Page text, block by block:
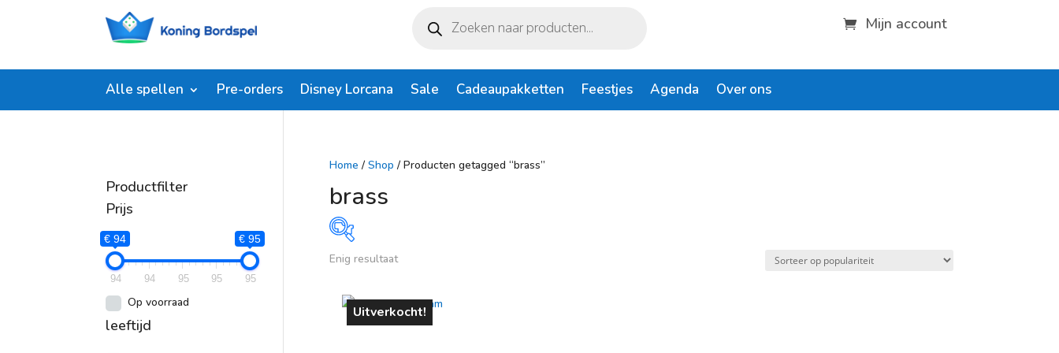
zoeken Mijn account
Alle spellen Pre-orders Disney Lorcana Sale Cadeaupakketten Feestjes Agenda Over ons
Home / Shop / Producten getagged “brass”
brass
Prijs
€ 94
leeftijd
Enig resultaat
Uitverkocht!
Productfilter
Prijs
€ 94 € 95
94 94 95 95 95
Op voorraad
leeftijd